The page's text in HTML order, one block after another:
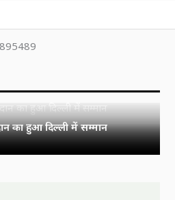
का हुआ दिल्ली में सम्मान